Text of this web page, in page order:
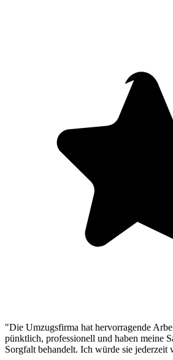
"Die Umzugsfirma hat hervorragende
pünktlich, professionell und haben meine
Sorgfalt behandelt. Ich würde sie jederzeit